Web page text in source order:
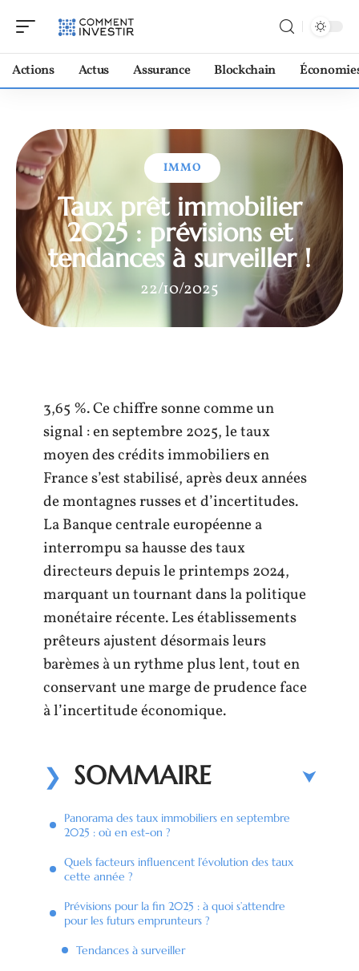
Actions Actus Assurance Blockchain
IMMO
Taux prêt immobilier
2025 : prévisions et
tendances à surveiller !
22/10/2025
3,65 %. Ce chiffre sonne comme un
signal : en septembre 2025, le taux
moyen des crédits immobiliers en
France s’est stabilisé, après deux années
de montagnes russes et d’incertitudes.
La Banque centrale européenne a
interrompu sa hausse des taux
directeurs depuis le printemps 2024,
marquant un tournant dans la politique
monétaire récente. Les établissements
prêteurs ajustent désormais leurs
barèmes à un rythme plus lent, tout en
conservant une marge de prudence face
à l’incertitude économique.
SOMMAIRE
Panorama des taux immobiliers en septembre
2025 : où en est-on ?
Quels facteurs influencent l’évolution des taux
cette année ?
Prévisions pour la fin 2025 : à quoi s’attendre
pour les futurs emprunteurs ?
Tendances à surveiller